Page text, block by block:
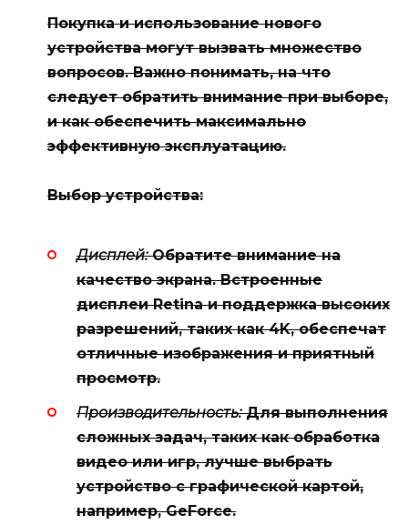
Покупка и использование нового
устройства могут вызвать множество
вопросов. Важно понимать, на что
следует обратить внимание при выборе,
и как обеспечить максимально
эффективную эксплуатацию.
Выбор устройства:
Дисплей:Обратите внимание на
качество экрана. Встроенные
дисплеи Retina и поддержка высоких
разрешений, таких как 4K, обеспечат
отличные изображения и приятный
просмотр.
Производительность:Для выполнения
сложных задач, таких как обработка
видео или игр, лучше выбрать
устройство с графической картой,
например, GeForce.